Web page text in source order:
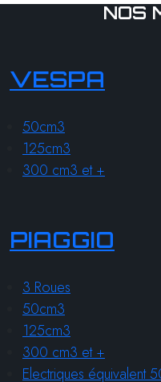
NOS
VESPA
50cm3
125cm3
300 cm3 et +
PIAGGIO
3 Roues
50cm3
125cm3
300 cm3 et +
Electriques équivalent